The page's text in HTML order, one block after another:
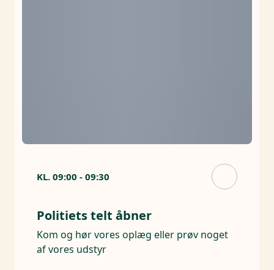
KL. 09:00 - 09:30
Politiets telt åbner
Kom og hør vores oplæg eller prøv noget
af vores udstyr